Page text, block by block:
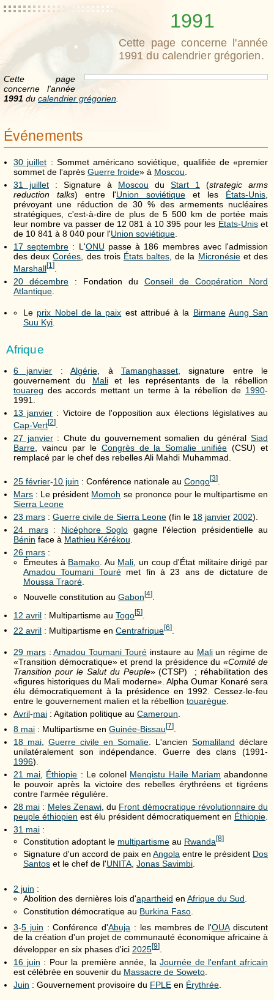
1991
Cette page concerne l'année
1991 du calendrier grégorien.
Cette page
concerne l'année
1991 du calendrier grégorien
Événements
30 juillet : Sommet américano soviétique, qualifiée de «premier
sommet de l'après Guerre froide» à Moscou
31 juillet : Signature à Moscou du Start 1 (strategic arms
reduction talks) entre l'Union soviétique et les États-Unis
prévoyant une réduction de 30 % des armements nucléaires
stratégiques, c'est-à-dire de plus de 5 500 km de portée mais
leur nombre va passer de 12 081 à 10 395 pour les États-Uniset
de 10 841 à 8 040 pour l'Union soviétique
17 septembre : L'ONU passe à 186 membres avec l'admission
des deuxCorées , des trois États baltes , de la Micronésieet des
Marshall[1]
20 décembre : Fondation du Conseil de Coopération Nord
Atlantique
Le prix Nobel de la paix est attribué à la Birmane Aung San
Suu Kyi
Afrique
6 janvier :Algérie , à Tamanghasset, signature entre le
gouvernement du Maliet les représentants de la rébellion
touareg des accords mettant un terme à la rébellion de 1990-
1991.
13 janvier : Victoire de l'opposition aux élections législatives au
Cap-Vert[2]
27 janvier: Chute du gouvernement somalien du généralSiad
Barre , vaincu par le Congrès de la Somalie unifiée (CSU) et
remplacé par le chef des rebelles Ali Mahdi Muhammad.
25 février-10 juin : Conférence nationale au Congo[3]
Mars : Le président Momoh se prononce pour le multipartisme en
Sierra Leone
23 mars : Guerre civile de Sierra Leone (fin le 18 janvier 2002).
24 mars: Nicéphore Soglo gagne l'élection présidentielle au
Bénin face à Mathieu Kérékou
26 mars :
Émeutes à Bamako . Au Mali , un coup d'État militaire dirigé par
Amadou Toumani Tourémet fin à 23 ans de dictature de
Moussa Traoré
Nouvelle constitution au Gabon[4]
12 avril : Multipartisme au Togo[5]
22 avril : Multipartisme en Centrafrique[6]
29 mars:Amadou Toumani Touré instaure au Maliun régime de
«Transition démocratique» et prend la présidence du «Comité de
Transition pour le Salut du Peuple» (CTSP) ; réhabilitation des
«figures historiques du Mali moderne». Alpha Oumar Konaré sera
élu démocratiquement à la présidence en 1992. Cessez-le-feu
entre le gouvernement malien et la rébellion touarègue
Avril-mai : Agitation politique au Cameroun
8 mai : Multipartisme en Guinée-Bissau[7]
18 mai
Guerre civile en Somalie . L'ancien Somaliland déclare
unilatéralement son indépendance. Guerre des clans (1991-
1996).
21 mai
Éthiopie : Le colonel Mengistu Haile Mariam abandonne
le pouvoir après la victoire des rebelles érythréens et tigréens
contre l'armée régulière.
28 mai : Meles Zenawi, du Front démocratique révolutionnaire du
peuple éthiopien est élu président démocratiquement en Éthiopie
31 mai :
Constitution adoptant le multipartisme au Rwanda[8]
Signature d'un accord de paix en Angola entre le président Dos
Santos et le chef de l'UNITA, Jonas Savimbi.
2 juin :
Abolition des dernières lois d'apartheid en Afrique du Sud
Constitution démocratique au Burkina Faso
3-5 juin : Conférence d'Abuja : les membres de l'OUAdiscutent
de la création d'un projet de communauté économique africaine à
développer en six phases d'ici 2025[9]
16 juin : Pour la première année, laJournée de l'enfant africain
est célébrée en souvenir du Massacre de Soweto
Juin : Gouvernement provisoire du FPLE en Érythrée